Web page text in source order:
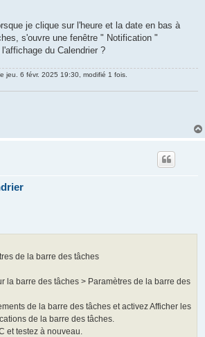
je clique sur l'heure et la date en bas à
s'ouvre une fenêtre " Notification "
du Calendrier ?
jeu. 6 févr. 2025 19:30, modifié 1 fois.
de la barre des tâches
la barre des tâches > Paramètres de la barre des
de la barre des tâches et activez Afficher les
de la barre des tâches.
et testez à nouveau.